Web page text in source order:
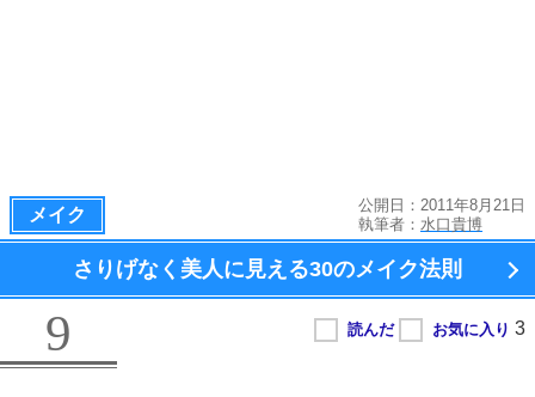
メイク
公開日：2011年8月21日
執筆者： 水口貴博
さりげなく美人に見える30のメイク法則
9